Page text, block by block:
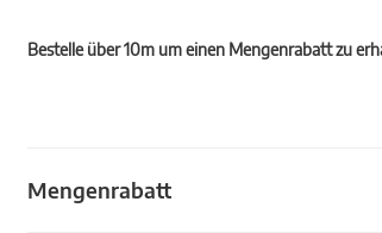
Bestelle über 10m um einen Mengenrabatt zu
Mengenrabatt